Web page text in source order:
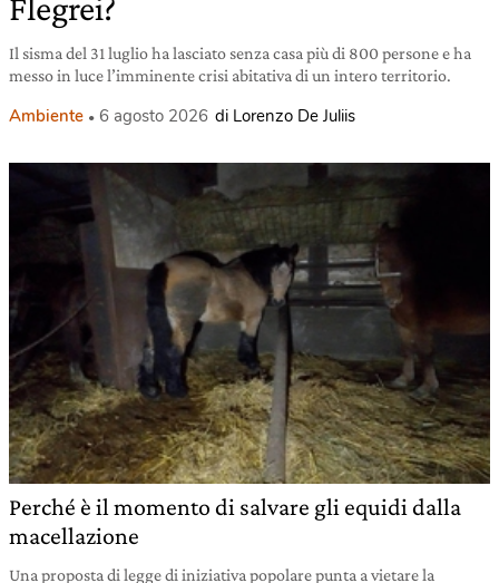
Il sisma del 31 luglio ha lasciato senza casa più di 800 persone e ha
messo in luce l’imminente crisi abitativa di un intero territorio.
Ambiente 6 agosto 2026 di Lorenzo De Juliis
Perché è il momento di salvare gli equidi dalla
macellazione
Una proposta di legge di iniziativa popolare punta a vietare la